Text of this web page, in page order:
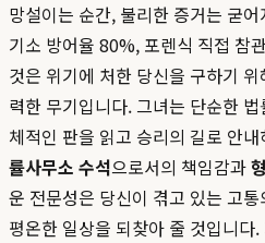
망설이는 순간, 불리한 증거는 굳
기소 방어율 80%, 포렌식 직접 참
것은 위기에 처한 당신을 구하기 위
력한 무기입니다. 그녀는 단순한
체적인 판을 읽고 승리의 길로 안
률사무소 수석으로서의 책임감과
운 전문성은 당신이 겪고 있는 고
평온한 일상을 되찾아 줄 것입니다